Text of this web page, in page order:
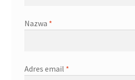
Nazwa *
Adres email *